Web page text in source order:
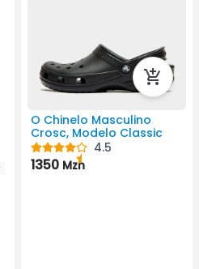
O Chinelo Masculino
Crosc, Modelo Classic
4.5
1350 Mzn